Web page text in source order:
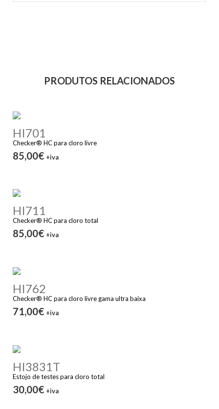
PRODUTOS RELACIONADOS
HI701
Checker® HC para cloro livre
85,00€ +iva
HI711
Checker® HC para cloro total
85,00€ +iva
HI762
Checker® HC para cloro livre gama ultra baixa
71,00€ +iva
HI3831T
Estojo de testes para cloro total
30,00€ +iva